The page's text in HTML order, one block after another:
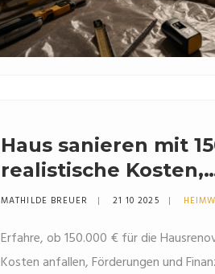
Haus sanieren mit
realistische Kosten,
Finanzierungswege
MATHILDE BREUER 21 10 2025
Erfahre, ob 150.000 € für die
Kosten anfallen, Förderungen und